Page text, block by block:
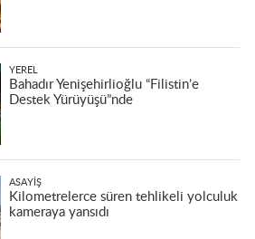
YEREL
Bahadır Yenişehirlioğlu “Filistin’e
Destek Yürüyüşü”nde
ASAYIŞ
Kilometrelerce süren tehlikeli yolculuk
kameraya yansıdı